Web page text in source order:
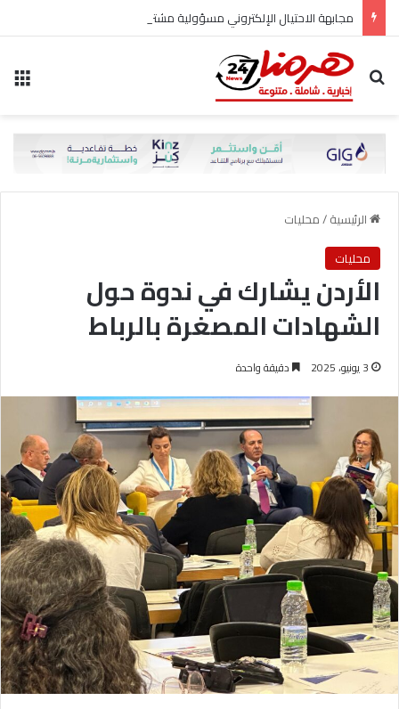
مجابهة الاحتيال الإلكتروني مسؤولية مشتركة
بحث عن
الرئيسية/محليات
محليات
الأردن يشارك في ندوة حول
الشهادات المصغرة بالرباط
3 يونيو، 2025 دقيقة واحدة